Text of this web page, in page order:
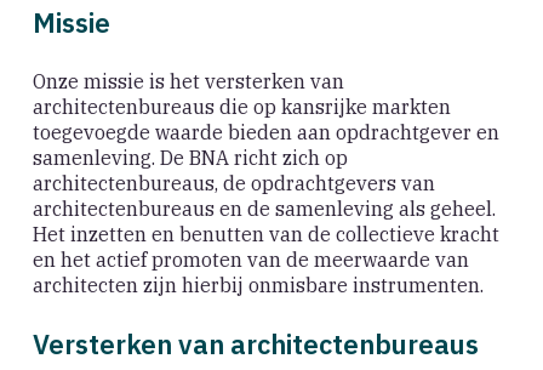
Missie
Onze missie is het versterken van
architectenbureaus die op kansrijke markten
toegevoegde waarde bieden aan opdrachtgever en
samenleving. De BNA richt zich op
architectenbureaus, de opdrachtgevers van
architectenbureaus en de samenleving als geheel.
Het inzetten en benutten van de collectieve kracht
en het actief promoten van de meerwaarde van
architecten zijn hierbij onmisbare instrumenten.
Versterken van architectenbureaus